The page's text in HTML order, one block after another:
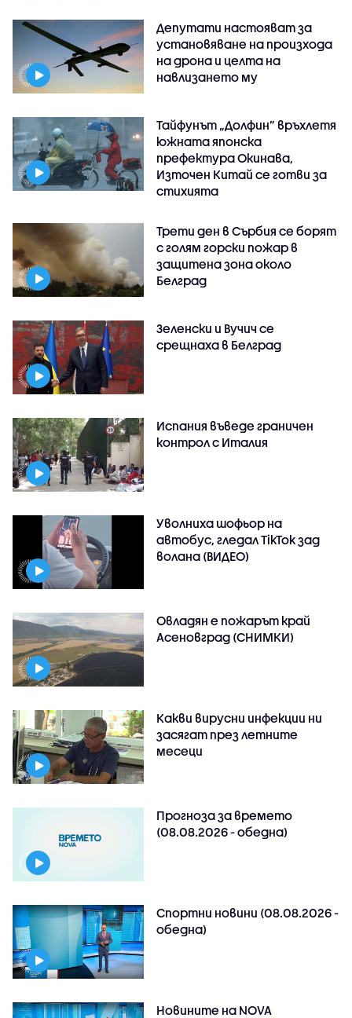
Депутати настояват за
установяване на произхода
на дрона и целта на
навлизането му
Тайфунът „Долфин” връхлетя
южната японска
префектура Окинава,
Източен Китай се готви за
стихията
Трети ден в Сърбия се борят
с голям горски пожар в
защитена зона около
Белград
Зеленски и Вучич се
срещнаха в Белград
Испания въведе граничен
контрол с Италия
Уволниха шофьор на
автобус, гледал TikTok зад
волана (ВИДЕО)
Овладян е пожарът край
Асеновград (СНИМКИ)
Какви вирусни инфекции ни
засягат през летните
месеци
Прогноза за времето
(08.08.2026 - обедна)
Спортни новини (08.08.2026 -
обедна)
Новините на NOVA